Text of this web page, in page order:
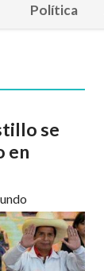
Política
se
en